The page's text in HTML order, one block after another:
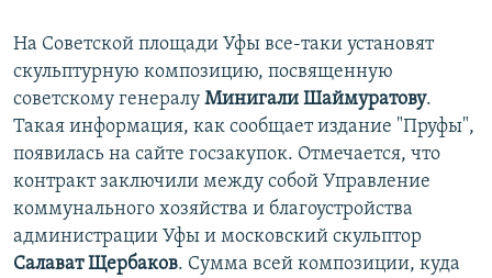
На Советской площади Уфы все-таки установят
скульптурную композицию, посвященную
советскому генералу Минигали Шаймуратову.
Такая информация, как сообщает издание "Пруфы",
появилась на сайте госзакупок. Отмечается, что
контракт заключили между собой Управление
коммунального хозяйства и благоустройства
администрации Уфы и московский скульптор
Салават Щербаков. Сумма всей композиции, куда